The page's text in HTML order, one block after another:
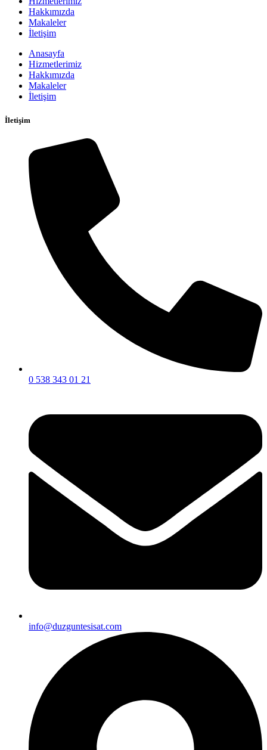
Hakkımızda
Makaleler
İletişim
Anasayfa
Hizmetlerimiz
Hakkımızda
Makaleler
İletişim
İletişim
0 538 343 01 21
info@duzguntesisat.com